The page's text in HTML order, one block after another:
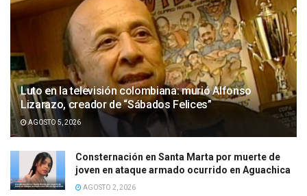
Luto en la televisión colombiana: murió Alfonso
Lizarazo, creador de “Sábados Felices”
AGOSTO 5, 2026
Consternación en Santa Marta por muerte de
joven en ataque armado ocurrido en Aguachica
AGOSTO 2, 2026